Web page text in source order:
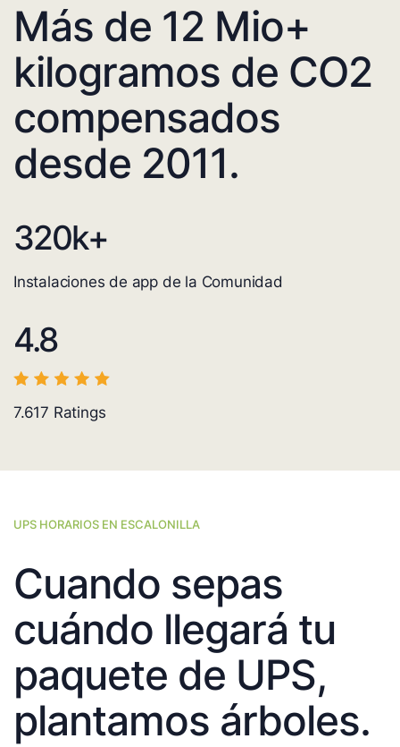
Más de 12 Mio+
kilogramos de CO2
compensados
desde 2011.
320k+
Instalaciones de app de la Comunidad
4.8
7.617 Ratings
UPS HORARIOS EN ESCALONILLA
Cuando sepas
cuándo llegará tu
paquete de UPS,
plantamos árboles.